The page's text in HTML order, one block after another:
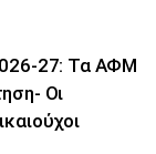
27: Τα ΑΦΜ
Οι